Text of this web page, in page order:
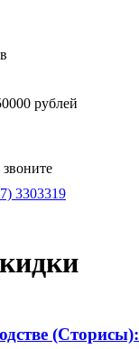
3303319
(Сторисы):